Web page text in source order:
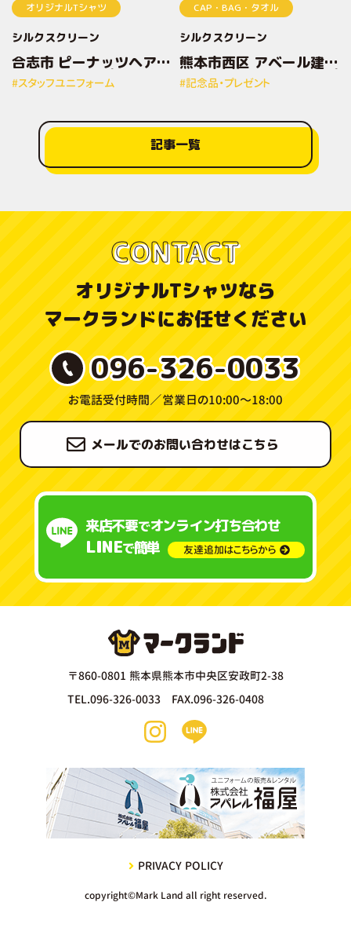
オリジナルTシャツ
シルクスクリーン
合志市 ピーナッツヘアー
様 オリジナルプリントT
シャツ
#スタッフユニフォーム
CAP・BAG・タオル
シルクスクリーン
熊本市西区 アベール建設
株式会社様 オリジナルプ
リントトートバッグ
#記念品・プレゼント
記事一覧
CONTACT
オリジナルTシャツなら
マークランドにお任せください
096-326-0033
お電話受付時間／営業日の10:00〜18:00
メールでのお問い合わせはこちら
来店不要でオンライン打ち合わせ
LINEで簡単 友達追加はこちらから
〒860-0801 熊本県熊本市中央区安政町2-38
TEL.096-326-0033 FAX.096-326-0408
PRIVACY POLICY
copyright©Mark Land all right reserved.